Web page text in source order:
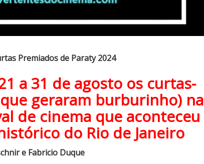
Premiados de Paraty 2024
a 31 de agosto os curtas-
geraram burburinho) na
de cinema que aconteceu
do Rio de Janeiro
e Fabricio Duque